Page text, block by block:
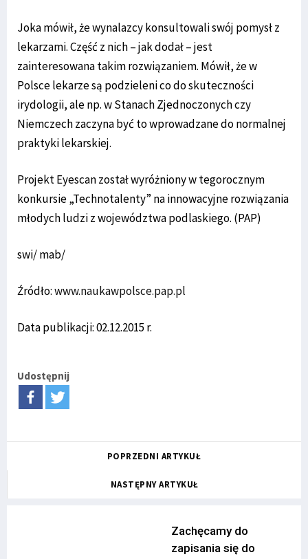
Joka mówił, że wynalazcy konsultowali swój pomysł z
lekarzami. Część z nich – jak dodał – jest
zainteresowana takim rozwiązaniem. Mówił, że w
Polsce lekarze są podzieleni co do skuteczności
irydologii, ale np. w Stanach Zjednoczonych czy
Niemczech zaczyna być to wprowadzane do normalnej
praktyki lekarskiej.
Projekt Eyescan został wyróżniony w tegorocznym
konkursie „Technotalenty” na innowacyjne rozwiązania
młodych ludzi z województwa podlaskiego. (PAP)
swi/ mab/
Źródło:www.naukawpolsce.pap.pl
Data publikacji: 02.12.2015 r.
Udostępnij
POPRZEDNI ARTYKUŁ
NASTĘPNY ARTYKUŁ
Zachęcamy do
zapisania się do